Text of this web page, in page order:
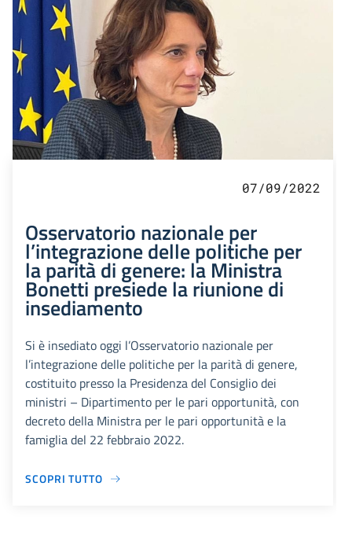
07/09/2022
Osservatorio nazionale per
l’integrazione delle politiche per
la parità di genere: la Ministra
Bonetti presiede la riunione di
insediamento
Si è insediato oggi l’Osservatorio nazionale per
l’integrazione delle politiche per la parità di genere,
costituito presso la Presidenza del Consiglio dei
ministri – Dipartimento per le pari opportunità, con
decreto della Ministra per le pari opportunità e la
famiglia del 22 febbraio 2022.
SCOPRI TUTTO